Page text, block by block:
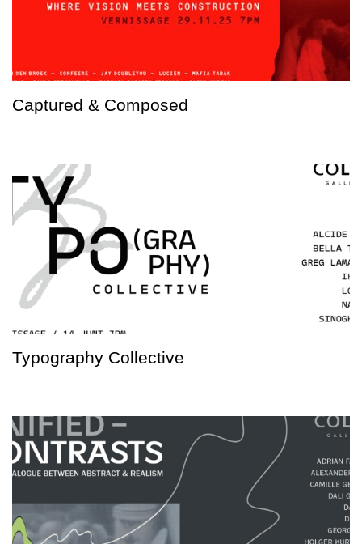
Captured & Composed
Typography Collective